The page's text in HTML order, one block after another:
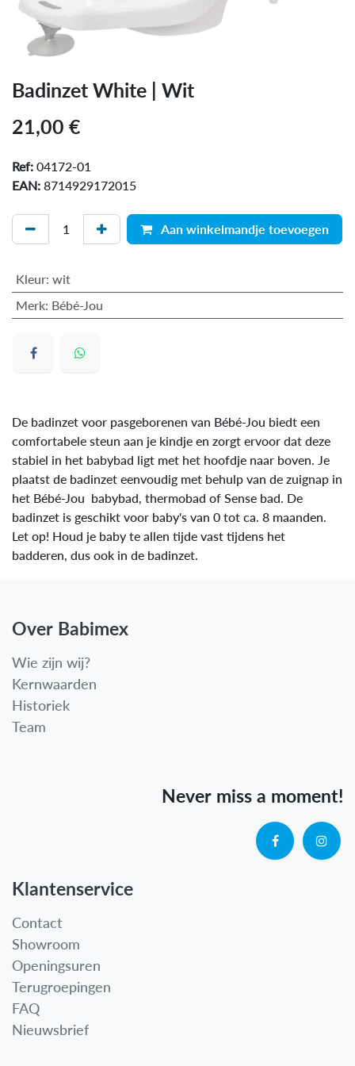
Badinzet White | Wit
21,00 €
Ref: 04172-01
EAN: 8714929172015
Aan winkelmandje toevoegen
Kleur: wit
Merk: Bébé-Jou
De badinzet voor pasgeborenen van Bébé-Jou biedt een
comfortabele steun aan je kindje en zorgt ervoor dat deze
stabiel in het babybad ligt met het hoofdje naar boven. Je
plaatst de badinzet eenvoudig met behulp van de zuignap in
het Bébé-Jou babybad, thermobad of Sense bad. De
badinzet is geschikt voor baby's van 0 tot ca. 8 maanden.
Let op! Houd je baby te allen tijde vast tijdens het
badderen, dus ook in de badinzet.
Over Babimex
Wie zijn wij?
Kernwaarden
Historiek
Team
Never miss a moment!
Klantenservice
Contact
Showroom
Openingsuren
Terugroepingen
FAQ
Nieuwsbrief